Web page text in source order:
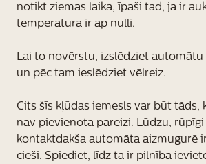
notikt ziemas laikā, īpaši tad, ja ir
temperatūra ir ap nulli.
Lai to novērstu, izslēdziet
un pēc tam ieslēdziet vēlreiz.
Cits šīs kļūdas iemesls var būt tāds,
nav pievienota pareizi. Lūdzu,
kontaktdakša automāta aizmugurē
cieši. Spiediet, līdz tā ir pilnībā